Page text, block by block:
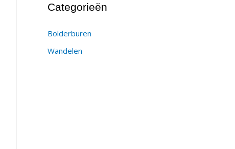
Categorieën
Bolderburen
Wandelen